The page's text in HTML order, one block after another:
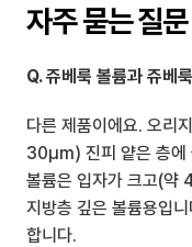
자주 묻는 질문
Q. 쥬베룩 볼륨과 쥬베
다른 제품이에요. 오리
30μm) 진피 얕은 층에
볼륨은 입자가 크고(
지방층 깊은 볼륨용입
합니다.